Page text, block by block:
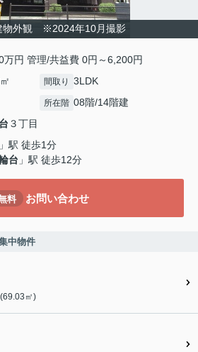
物外観 ※2024年10月撮影
円 管理/共益費 0円～6,200円
間取り 3LDK
所在階 08階/14階建
３丁目
」駅 徒歩1分
台 」駅 徒歩12分
料 お問い合わせ
中物件
㎡)